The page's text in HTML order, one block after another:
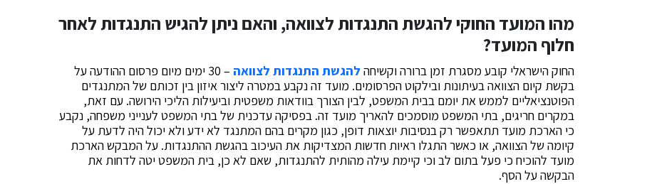
מהו המועד החוקי להגשת התנגדות לצוואה, והאם ניתן להגיש התנגדות לאחר
חלוף המועד?
החוק הישראלי קובע מסגרת זמן ברורה וקשיחה להגשת התנגדות לצוואה
– 30 ימים מיום פרסום ההודעה על
בקשת קיום הצוואה בעיתונות ובילקוט הפרסומים. מועד זה נקבע במטרה ליצור איזון בין זכותם של המתנגדים
הפוטנציאליים לממש את יומם בבית המשפט, לבין הצורך בוודאות משפטית וביעילות הליכי הירושה. עם זאת,
במקרים חריגים, בתי המשפט מוסמכים להאריך מועד זה. בפסיקה עדכנית של בתי המשפט לענייני משפחה, נקבע
כי הארכת מועד תתאפשר רק בנסיבות יוצאות דופן, כגון מקרים בהם המתנגד לא ידע ולא יכול היה לדעת על
קיומה של הצוואה, או כאשר התגלו ראיות חדשות המצדיקות את העיכוב בהגשת ההתנגדות. על המבקש הארכת
מועד להוכיח כי פעל בתום לב וכי קיימת עילה מהותית להתנגדות, שאם לא כן, בית המשפט יטה לדחות את
הבקשה על הסף.